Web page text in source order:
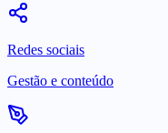
Redes sociais
Gestão e conteúdo